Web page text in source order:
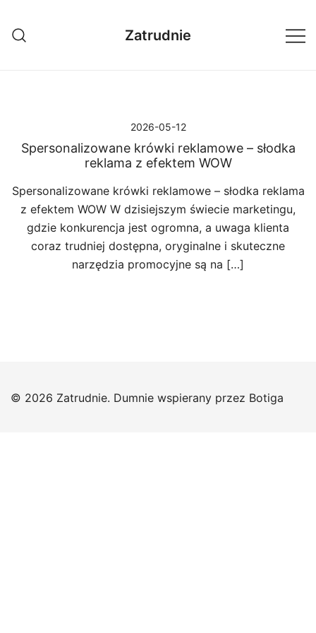
treści
Zatrudnie
2026-05-12
Spersonalizowane krówki reklamowe – słodka
reklama z efektem WOW
Spersonalizowane krówki reklamowe – słodka reklama
z efektem WOW W dzisiejszym świecie marketingu,
gdzie konkurencja jest ogromna, a uwaga klienta
coraz trudniej dostępna, oryginalne i skuteczne
narzędzia promocyjne są na […]
© 2026 Zatrudnie. Dumnie wspierany przez Botiga